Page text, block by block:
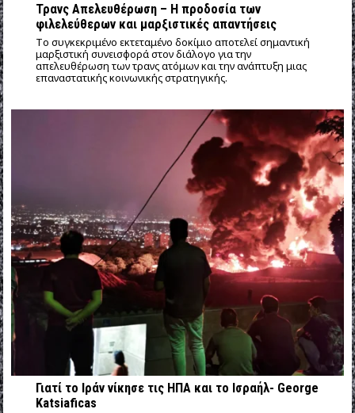
Τρανς Απελευθέρωση – Η προδοσία των
φιλελεύθερων και μαρξιστικές απαντήσεις
Tο συγκεκριμένο εκτεταμένο δοκίμιο αποτελεί σημαντική
μαρξιστική συνεισφορά στον διάλογο για την
απελευθέρωση των τρανς ατόμων και την ανάπτυξη μιας
επαναστατικής κοινωνικής στρατηγικής.
Γιατί το Ιράν νίκησε τις ΗΠΑ και το Ισραήλ- George
Katsiaficas